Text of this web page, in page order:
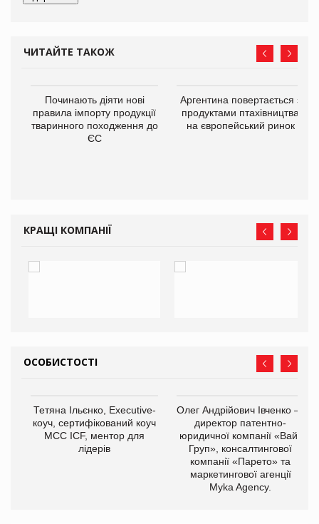
ЧИТАЙТЕ ТАКОЖ
Починають діяти нові
правила імпорту продукції
тваринного походження до
ЄС
Аргентина повертається з
продуктами птахівництва
на європейський ринок
КРАЩІ КОМПАНІЇ
ОСОБИСТОСТІ
Тетяна Ільєнко, Executive-
коуч, сертифікований коуч
МСС ICF, ментор для
лідерів
Олег Андрійович Івченко —
директор патентно-
юридичної компанії «Вайз
Груп», консалтингової
компанії «Парето» та
маркетингової агенції
Myka Agency.